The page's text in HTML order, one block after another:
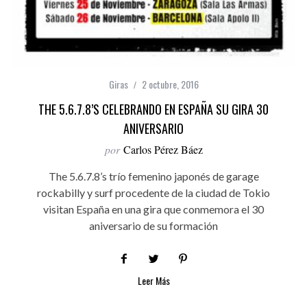
Giras 2 octubre, 2016
THE 5.6.7.8’S CELEBRANDO EN ESPAÑA SU GIRA 30
ANIVERSARIO
por Carlos Pérez Báez
The 5.6.7.8’s trío femenino japonés de garage
rockabilly y surf procedente de la ciudad de Tokio
visitan España en una gira que conmemora el 30
aniversario de su formación
Leer Más